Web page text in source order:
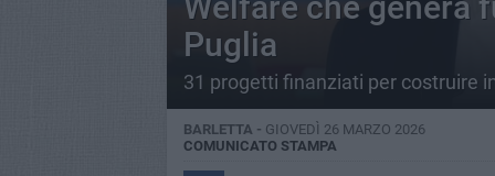
Puglia
31 progetti finanziati per costruire
BARLETTA - GIOVEDÌ 26 MARZO 2026
COMUNICATO STAMPA